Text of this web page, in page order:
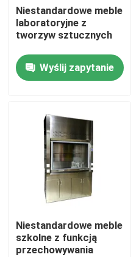
Niestandardowe meble
laboratoryjne z
tworzyw sztucznych
Wyślij zapytanie
Niestandardowe meble
szkolne z funkcją
przechowywania